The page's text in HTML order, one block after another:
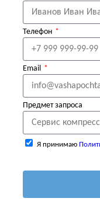
Телефон
Email
Предмет запроса
Я принимаю